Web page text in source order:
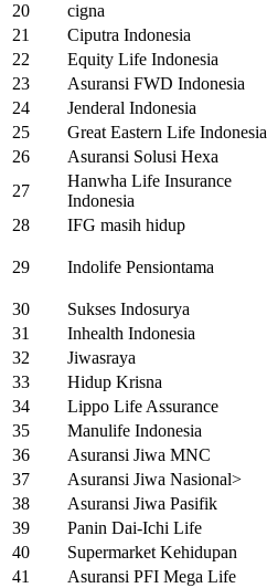
20 cigna
21
Ciputra Indonesia
22
Equity Life Indonesia
23
Asuransi FWD Indonesia
24
Jenderal Indonesia
25
Great Eastern Life Indonesia
26
Asuransi Solusi Hexa
27
Hanwha Life Insurance
Indonesia
28
IFG masih hidup
29 Indolife Pensiontama
30 Sukses Indosurya
31
Inhealth Indonesia
32
Jiwasraya
33
Hidup Krisna
34
Lippo Life Assurance
35
Manulife Indonesia
36
Asuransi Jiwa MNC
37
Asuransi Jiwa Nasional>
38
Asuransi Jiwa Pasifik
39
Panin Dai-Ichi Life
40
Supermarket Kehidupan
41
Asuransi PFI Mega Life